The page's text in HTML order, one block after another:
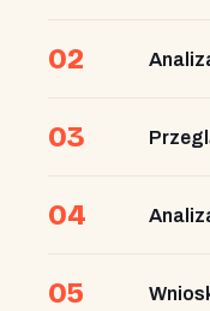
02
03
04
05